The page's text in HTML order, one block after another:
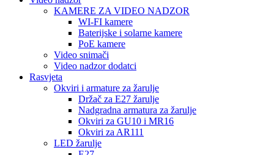
KAMERE ZA VIDEO NADZOR
WI-FI kamere
Baterijske i solarne kamere
PoE kamere
Video snimači
Video nadzor dodatci
Rasvjeta
Okviri i armature za žarulje
Držač za E27 žarulje
Nadgradna armatura za žarulje
Okviri za GU10 i MR16
Okviri za AR111
LED žarulje